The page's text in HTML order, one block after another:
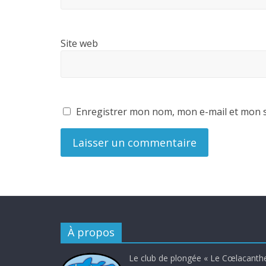
Site web
Enregistrer mon nom, mon e-mail et
À propos
Le club de plongée « Le